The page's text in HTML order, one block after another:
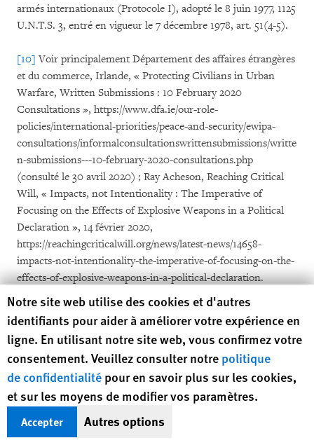
armés internationaux (Protocole I), adopté le 8 juin 1977, 1125
U.N.T.S. 3, entré en vigueur le 7 décembre 1978, art. 51(4-5).
[10] Voir principalement Département des affaires étrangères
et du commerce, Irlande, « Protecting Civilians in Urban
Warfare, Written Submissions : 10 February 2020
Consultations », https://www.dfa.ie/our-role-
policies/international-priorities/peace-and-security/ewipa-
consultations/informalconsultationswrittensubmissions/writte
n-submissions---10-february-2020-consultations.php
(consulté le 30 avril 2020) ; Ray Acheson, Reaching Critical
Will, « Impacts, not Intentionality : The Imperative of
Focusing on the Effects of Explosive Weapons in a Political
Declaration », 14 février 2020,
https://reachingcriticalwill.org/news/latest-news/14658-
impacts-not-intentionality-the-imperative-of-focusing-on-the-
effects-of-explosive-weapons-in-a-political-declaration.
Political Declaration on the Use of Explosive Weapons in
Populated Areas », avril 2020,
https://www.dfa.ie/media/dfa/ourrolepolicies/peaceandsecurity/
ewipa/HRW-IHRC-Written-Submission---17-March-2020.pdf,
p. 8.
[12]Voir principalement Département des affaires étrangères
Human Rights Watch cookie preferences
Notre site web utilise des cookies et d'autres
identifiants pour aider à améliorer votre expérience en
ligne. En utilisant notre site web, vous confirmez votre
consentement. Veuillez consulter notre politique
de confidentialité pour en savoir plus sur les cookies,
et sur les moyens de modifier vos paramètres.
Accepter Autres options